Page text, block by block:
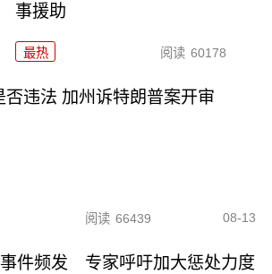
事援助
最热 阅读 60178
否违法 加州诉特朗普案开审
阅读 66439 08-13
事件频发 专家呼吁加大惩处力度